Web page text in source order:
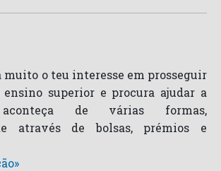
o teu interesse em prosseguir
ensino superior e procura ajudar a
de várias formas,
através de bolsas, prémios e